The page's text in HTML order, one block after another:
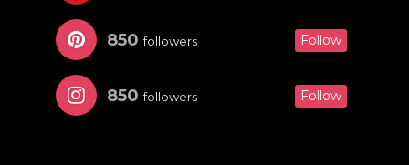
850 followers Follow
850 followers Follow